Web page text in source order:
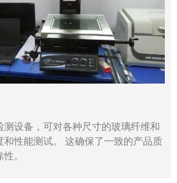
测设备，可对各种尺寸的玻璃纤维和
和性能测试。 这确保了一致的产品质
。